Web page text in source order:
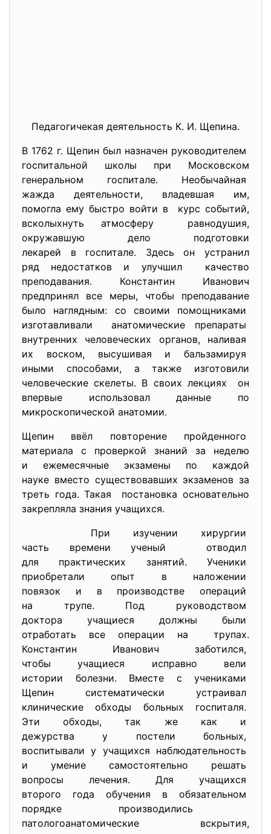
Педагогичекая деятельность К. И. Щепина.
В 1762 г. Щепин был назначен руководителем
госпитальной школы при Московском
генеральном госпитале. Необычайная
жажда деятельности, владевшая им,
помогла ему быстро войти в курс событий,
всколыхнуть атмосферу равнодушия,
окружавшую дело подготовки
лекарей в госпитале. Здесь он устранил
ряд недостатков и улучшил качество
преподавания. Константин Иванович
предпринял все меры, чтобы преподавание
было наглядным: со своими помощниками
изготавливали анатомические препараты
внутренних человеческих органов, наливая
их воском, высушивая и бальзамируя
иными способами, а также изготовили
человеческие скелеты. В своих лекциях он
впервые использовал данные по
микроскопической анатомии.
Щепин ввёл повторение пройденного
материала с проверкой знаний за неделю
и ежемесячные экзамены по каждой
науке вместо существовавших экзаменов за
треть года. Такая постановка основательно
закрепляла знания учащихся.
При изучении хирургии
часть времени ученый отводил
для практических занятий. Ученики
приобретали опыт в наложении
повязок и в производстве операций
на трупе. Под руководством
доктора учащиеся должны были
отработать все операции на трупах.
Константин Иванович заботился,
чтобы учащиеся исправно вели
истории болезни. Вместе с учениками
Щепин систематически устраивал
клинические обходы больных госпиталя.
Эти обходы, так же как и
дежурства у постели больных,
воспитывали у учащихся наблюдательность
и умение самостоятельно решать
вопросы лечения. Для учащихся
второго года обучения в обязательном
порядке производились
патологоанатомические вскрытия,